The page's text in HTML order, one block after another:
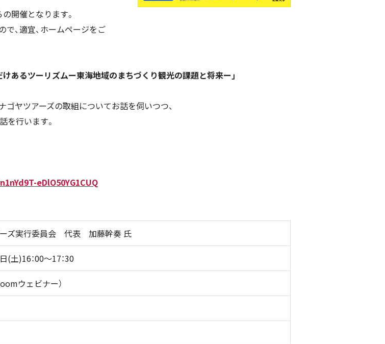
開催となります。
、適宜、ホームページをご
あるツーリズムー東海地域のまちづくり観光の課題と将来ー」
ヤツアーズの取組についてお話を伺いつつ、
を行います。
eDlO50YG1CUQ
ーズ実行委員会 代表 加藤幹奏 氏
(土)16：00～17：30
ウェビナー）